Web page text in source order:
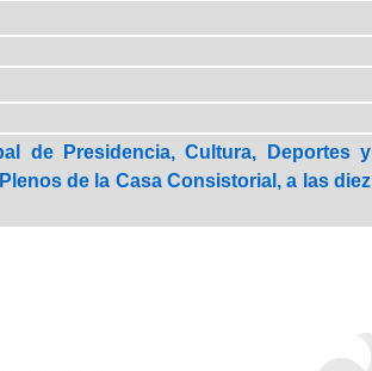
de Presidencia, Cultura, Deportes y
de la Casa Consistorial, a las diez